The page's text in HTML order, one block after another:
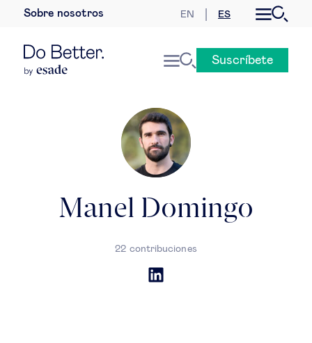
Sobre nosotros EN ES
Economía internacional
Geopolítica & riesgos globales
Gobernanza global
Derecho empresarial
Suscríbete
Manel Domingo
22 contribuciones